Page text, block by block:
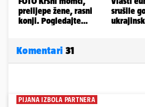
Komentari 31
PIJANA IZBOLA PARTNERA